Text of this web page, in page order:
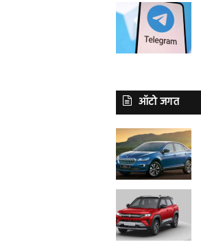
ऑटो जगत